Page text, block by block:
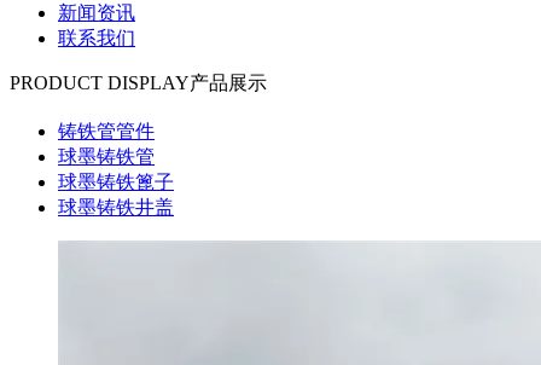
新闻资讯
联系我们
PRODUCT DISPLAY产品展示
铸铁管管件
球墨铸铁管
球墨铸铁篦子
球墨铸铁井盖